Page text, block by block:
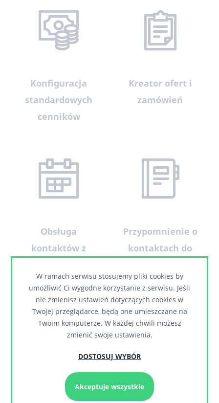
Konfiguracja
standardowych
cenników
Kreator ofert i
zamówień
Obsługa
kontaktów z
Przypomnienie o
kontaktach do
Pełna historia
kontaktów
Obsługa leadów
sprzedażowych
W ramach serwisu stosujemy pliki cookies by
umożliwić Ci wygodne korzystanie z serwisu. Jeśli
nie zmienisz ustawień dotyczących cookies w
Twojej przeglądarce, będą one umieszczane na
Twoim komputerze. W każdej chwili możesz
zmienić swoje ustawienia.
DOSTOSUJ WYBÓR
Akceptuje wszystkie